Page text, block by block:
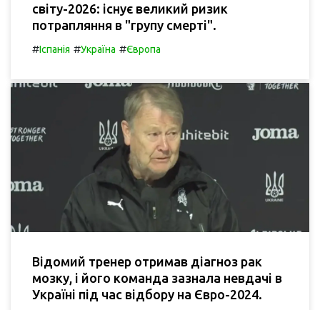
світу-2026: існує великий ризик
потрапляння в "групу смерті".
#Іспанія #Україна #Європа
Відомий тренер отримав діагноз рак
мозку, і його команда зазнала невдачі в
Україні під час відбору на Євро-2024.